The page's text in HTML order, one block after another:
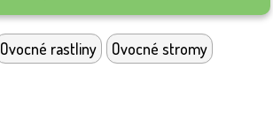
Ovocné rastliny
Ovocné stromy